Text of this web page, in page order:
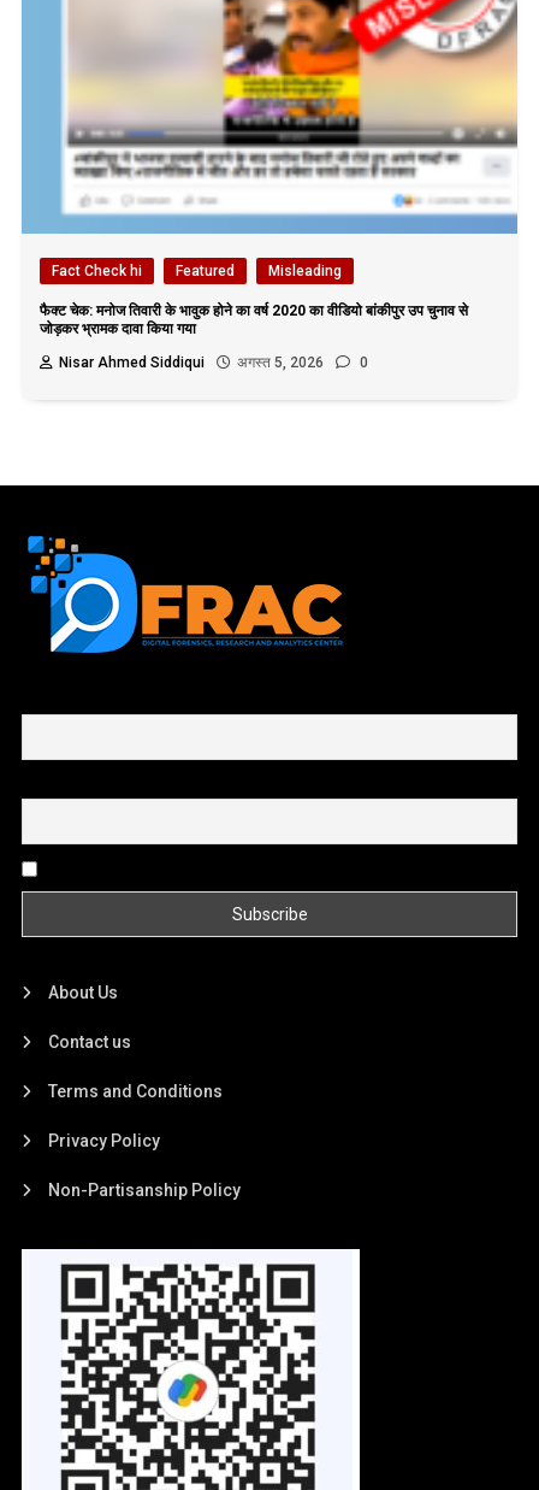
Fact Check hi Featured Misleading
फैक्ट चेक: मनोज तिवारी के भावुक होने का वर्ष 2020 का वीडियो बांकीपुर उप चुनाव से
जोड़कर भ्रामक दावा किया गया
Nisar Ahmed Siddiqui
अगस्त 5, 2026 0
About Us
Contact us
Terms and Conditions
Privacy Policy
Non-Partisanship Policy